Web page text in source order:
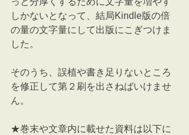
しかないとなって、結局Kindle版の倍
の量の文字量にして出版にこぎつけま
した。
そのうち、誤植や書き足りないところ
を修正して第２刷を出さねばいけませ
ん。
★巻末や文章内に載せた資料は以下に